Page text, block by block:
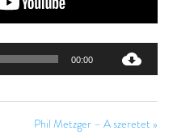
00:00
Phil Metzger – A szeretet »